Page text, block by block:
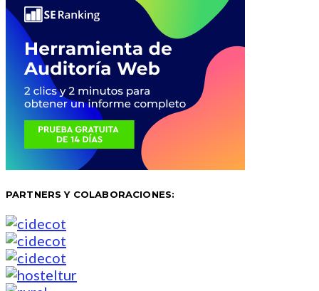
PARTNERS Y COLABORACIONES: